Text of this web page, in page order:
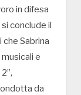
in difesa
conclude il
Sabrina
e
da